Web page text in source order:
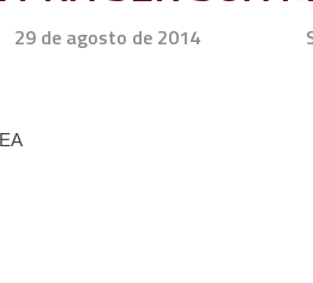
29 de agosto de 2014